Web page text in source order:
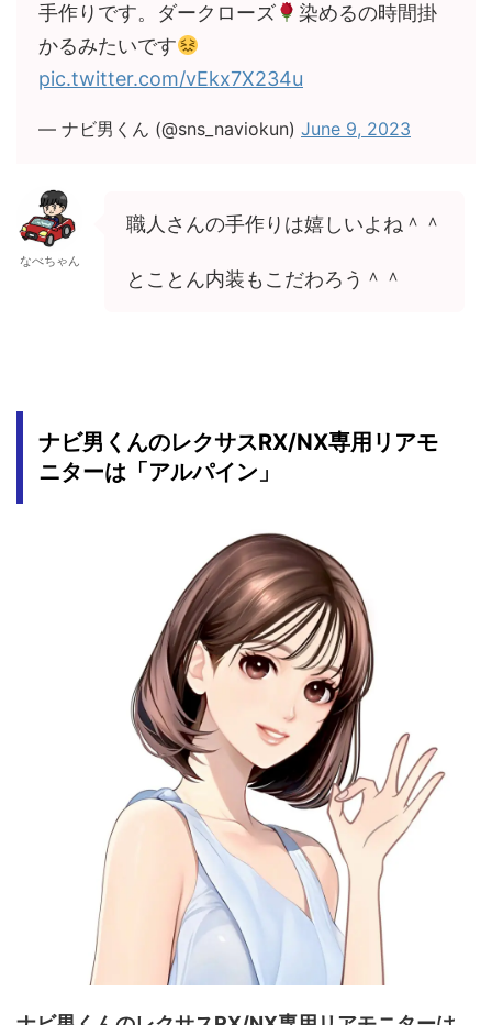
手作りです。ダークローズ
染めるの時間掛
かるみたいです
pic.twitter.com/vEkx7X234u
— ナビ男くん (@sns_naviokun) June 9, 2023
なべちゃん
職人さんの手作りは嬉しいよね＾＾
とことん内装もこだわろう＾＾
ナビ男くんのレクサスRX/NX専用リアモ
ニターは「アルパイン」